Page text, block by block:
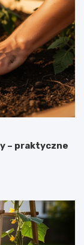
– praktyczne